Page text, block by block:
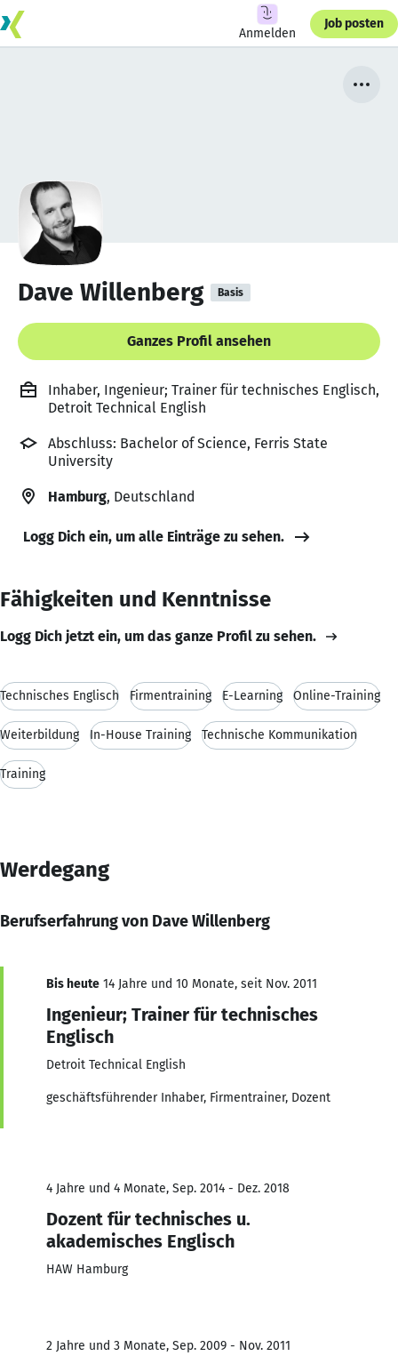
Anmelden
Job posten
Dave Willenberg Basis
Ganzes Profil ansehen
Inhaber, Ingenieur; Trainer für technisches Englisch,
Detroit Technical English
Abschluss: Bachelor of Science, Ferris State
University
Hamburg, Deutschland
Logg Dich ein, um alle Einträge zu sehen.
Fähigkeiten und Kenntnisse
Logg Dich jetzt ein, um das ganze Profil zu sehen.
Technisches Englisch Firmentraining E-Learning Online-Training
Weiterbildung In-House Training Technische Kommunikation
Training
Werdegang
Berufserfahrung von Dave Willenberg
Bis heute 14 Jahre und 10 Monate, seit Nov. 2011
Ingenieur; Trainer für technisches
Englisch
Detroit Technical English
geschäftsführender Inhaber, Firmentrainer, Dozent
4 Jahre und 4 Monate, Sep. 2014 - Dez. 2018
Dozent für technisches u.
akademisches Englisch
HAW Hamburg
2 Jahre und 3 Monate, Sep. 2009 - Nov. 2011